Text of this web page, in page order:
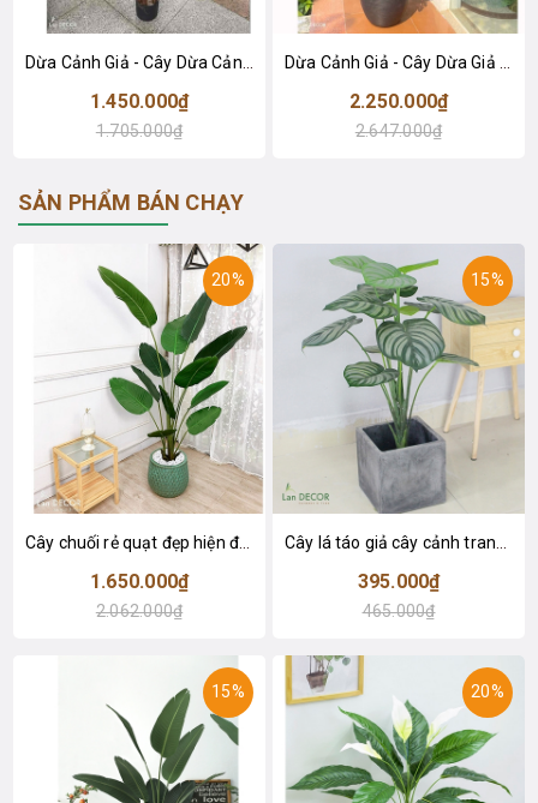
1.450.000₫
1.705.000₫
2.250.000₫
2.647.000₫
SẢN PHẨM BÁN CHẠY
20%
Cây chuối rẻ quạt đẹp hiện đại trang trí 1m8 - LC3019 (Gồm 12 lá)
1.650.000₫
2.062.000₫
15%
395.000₫
465.000₫
15% 20%